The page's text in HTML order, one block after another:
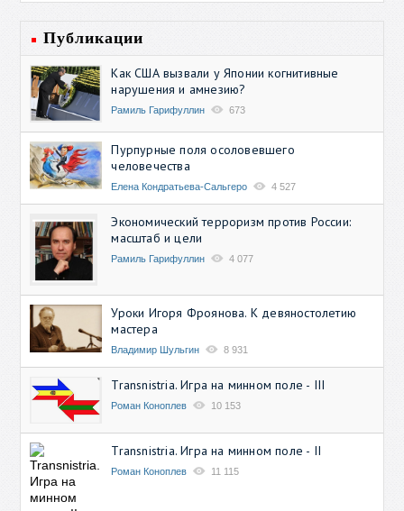
Публикации
Как США вызвали у Японии когнитивные
нарушения и амнезию?
Рамиль Гарифуллин 673
Пурпурные поля осоловевшего
человечества
Елена Кондратьева-Сальгеро 4 527
Экономический терроризм против России:
масштаб и цели
Рамиль Гарифуллин 4 077
Уроки Игоря Фроянова. К девяностолетию
мастера
Владимир Шульгин 8 931
Transnistria. Игра на минном поле - III
Роман Коноплев 10 153
Transnistria. Игра на минном поле - II
Роман Коноплев 11 115